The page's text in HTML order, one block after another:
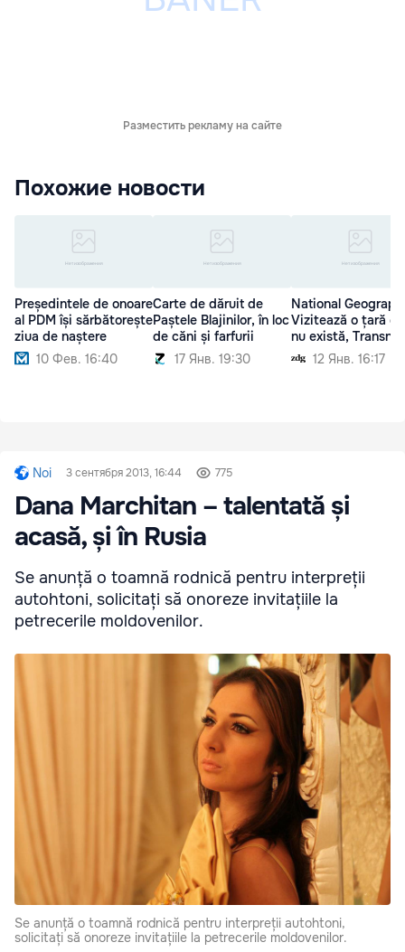
Разместить рекламу на сайте
Похожие новости
Președintele de onoare
al PDM își sărbătorește
ziua de naștere
10 Фев. 16:40
Carte de dăruit de
Paștele Blajinilor, în loc
de căni și farfurii
17 Янв. 19:30
National
Vizitează o țară
nu există,
12 Янв. 16:17
Noi 3 сентября 2013, 16:44 775
Dana Marchitan – talentată și
acasă, și în Rusia
Se anunță o toamnă rodnică pentru interpreții
autohtoni, solicitați să onoreze invitațiile la
petrecerile moldovenilor.
Se anunță o toamnă rodnică pentru interpreții autohtoni,
solicitați să onoreze invitațiile la petrecerile moldovenilor.